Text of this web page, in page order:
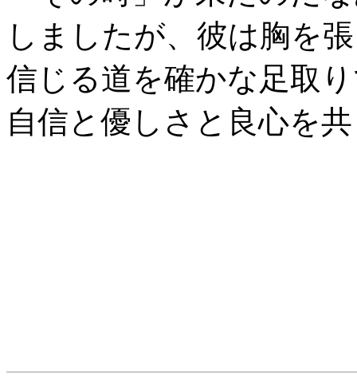
しましたが、彼は胸を
信じる道を確かな足取
自信と優しさと良心を